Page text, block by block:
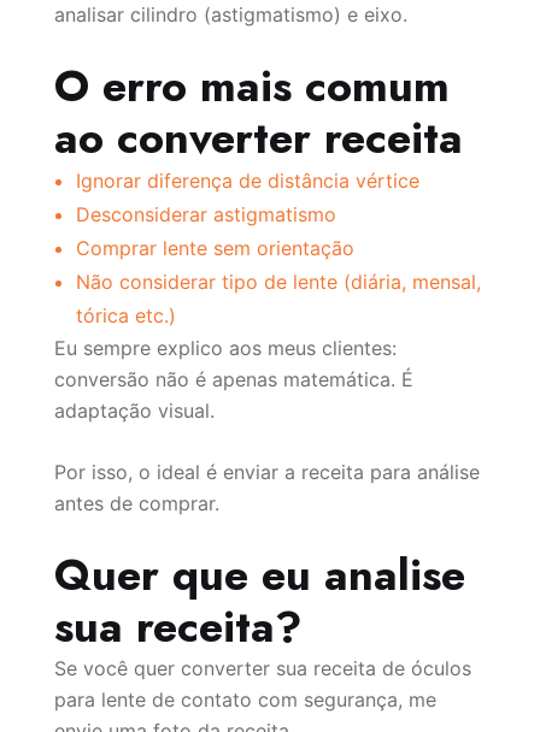
analisar cilindro (astigmatismo) e eixo.
O erro mais comum
ao converter receita
Ignorar diferença de distância vértice
Desconsiderar astigmatismo
Comprar lente sem orientação
Não considerar tipo de lente (diária, mensal,
tórica etc.)
Eu sempre explico aos meus clientes:
conversão não é apenas matemática. É
adaptação visual.
Por isso, o ideal é enviar a receita para análise
antes de comprar.
Quer que eu analise
sua receita?
Se você quer converter sua receita de óculos
para lente de contato com segurança, me